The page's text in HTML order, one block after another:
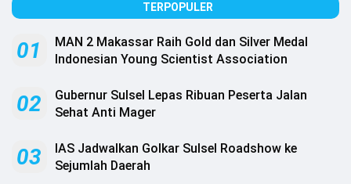
Copyright
Djournalist.com
.
Reserved
TERPOPULER
01
MAN 2 Makassar Raih Gold dan Silver Medal
Indonesian Young Scientist Association
02
Gubernur Sulsel Lepas Ribuan Peserta Jalan
Sehat Anti Mager
03
IAS Jadwalkan Golkar Sulsel Roadshow ke
Sejumlah Daerah